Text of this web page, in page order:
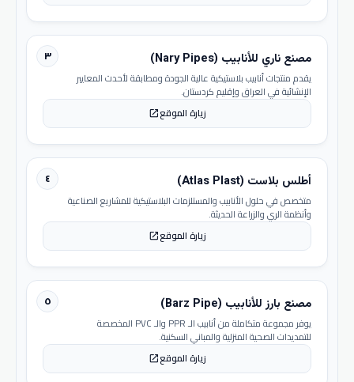
٣ مصنع ناري للأنابيب (Nary Pipes)
يقدم منتجات أنابيب بلاستيكية عالية الجودة ومطابقة لأحدث المعايير
الإنشائية في العراق وإقليم كردستان.
زيارة الموقعopen_in_new
٤ أطلس بلاست (Atlas Plast)
متخصص في حلول الأنابيب والمستلزمات البلاستيكية للمشاريع الصناعية
وأنظمة الري والزراعة الحديثة.
زيارة الموقعopen_in_new
٥ مصنع بارز للأنابيب (Barz Pipe)
يوفر مجموعة متكاملة من أنابيب الـ PPR والـ PVC المخصصة
للتمديدات الصحية المنزلية والمباني السكنية.
زيارة الموقعopen_in_new